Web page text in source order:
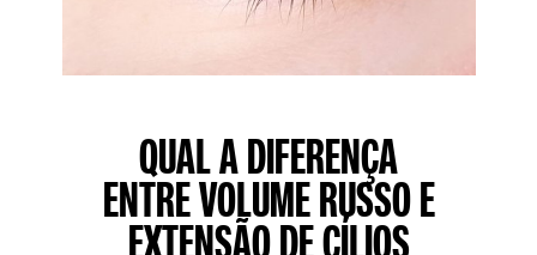
QUAL A DIFERENÇA
ENTRE VOLUME RUSSO E
EXTENSÃO DE CÍLIOS